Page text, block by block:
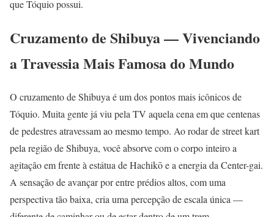
que Tóquio possui.
Cruzamento de Shibuya — Vivenciando
a Travessia Mais Famosa do Mundo
O cruzamento de Shibuya é um dos pontos mais icônicos de
Tóquio. Muita gente já viu pela TV aquela cena em que centenas
de pedestres atravessam ao mesmo tempo. Ao rodar de street kart
pela região de Shibuya, você absorve com o corpo inteiro a
agitação em frente à estátua de Hachikō e a energia da Center-gai.
A sensação de avançar por entre prédios altos, com uma
perspectiva tão baixa, cria uma percepção de escala única —